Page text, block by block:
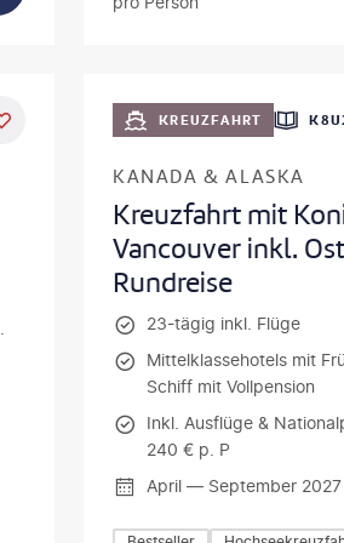
KREUZFAHRT
KANADA & ALASKA
Kreuzfahrt mit
Vancouver inkl.
Rundreise
23-tägig inkl. Flüge
Mittelklassehotels mit
Schiff mit Vollpension
Inkl. Ausflüge &
240 € p. P
April — September 2027